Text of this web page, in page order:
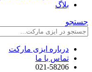
بلاگ
جستجو
درباره ایزی مارکت
تماس با ما
021-58206